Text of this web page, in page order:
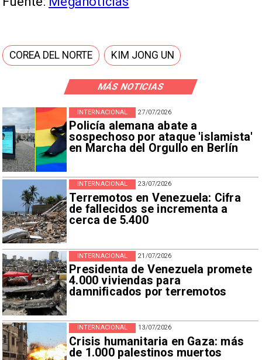
MÁS NOTICIAS
27/07/2026
Policía alemana abate a
sospechoso por ataque 'islamista'
en Marcha del Orgullo en Berlín
INTERNACIONAL
23/07/2026
Terremotos en Venezuela: Cifra
de fallecidos se incrementa a
cerca de 5.400
INTERNACIONAL
21/07/2026
Presidenta de Venezuela promete
4.000 viviendas para
damnificados por terremotos
INTERNACIONAL
13/07/2026
Crisis humanitaria en Gaza: más
de 1.000 palestinos muertos
INTERNACIONAL
COREA DEL NORTE KIM JONG UN